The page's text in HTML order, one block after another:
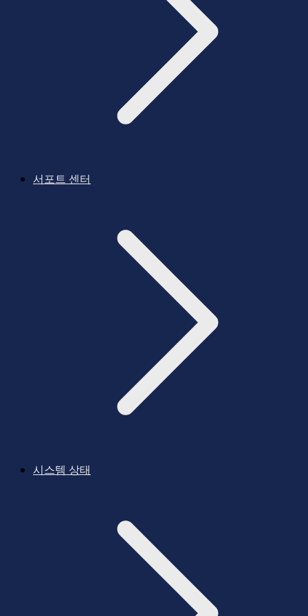
서포트 센터
시스템 상태